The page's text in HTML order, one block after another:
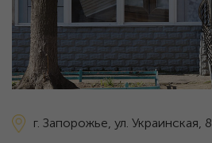
г. Запорожье, ул. Украинская, 8